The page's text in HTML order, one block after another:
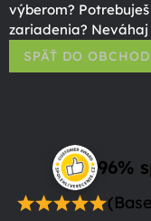
výberom?
zariadenia?
SPÄŤ DO
96%